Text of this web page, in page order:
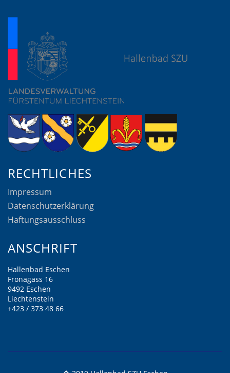
RECHTLICHES
Impressum
Datenschutzerklärung
Haftungsausschluss
ANSCHRIFT
Hallenbad Eschen
Fronagass 16
9492 Eschen
Liechtenstein
+423 / 373 48 66